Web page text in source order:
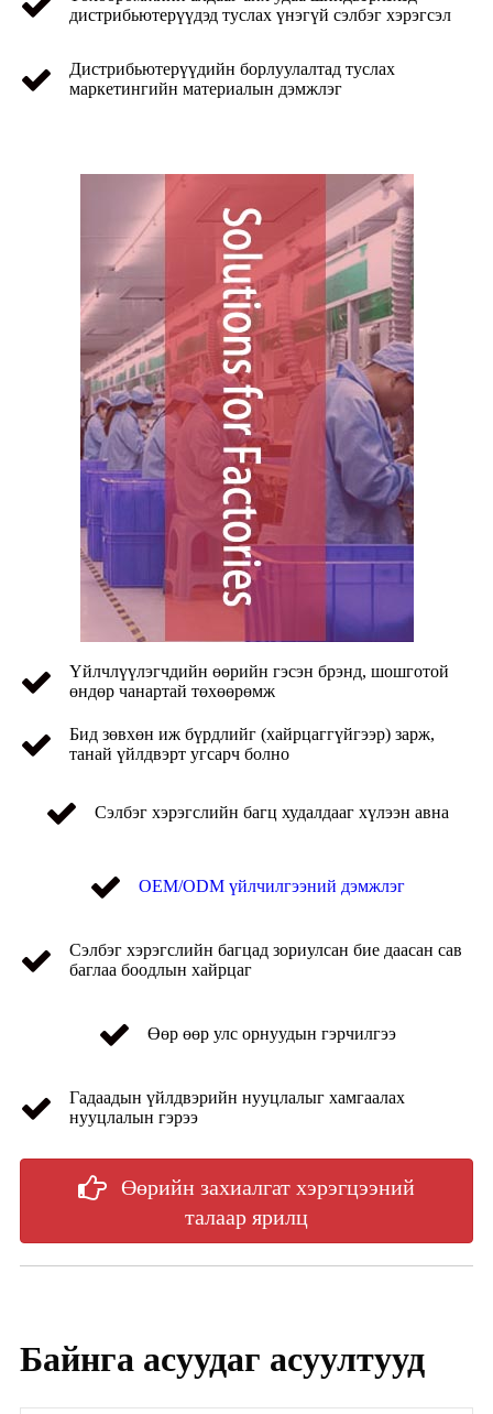
дистрибьютерүүдэд туслах үнэгүй сэлбэг хэрэгсэл
Дистрибьютерүүдийн борлуулалтад туслах
маркетингийн материалын дэмжлэг
Үйлчлүүлэгчдийн өөрийн гэсэн брэнд, шошготой
өндөр чанартай төхөөрөмж
Бид зөвхөн иж бүрдлийг (хайрцаггүйгээр) зарж,
танай үйлдвэрт угсарч болно
Сэлбэг хэрэгслийн багц худалдааг хүлээн авна
OEM/ODM үйлчилгээний дэмжлэг
Сэлбэг хэрэгслийн багцад зориулсан бие даасан сав
баглаа боодлын хайрцаг
Өөр өөр улс орнуудын гэрчилгээ
Гадаадын үйлдвэрийн нууцлалыг хамгаалах
нууцлалын гэрээ
Өөрийн захиалгат хэрэгцээний
талаар ярилц
Байнга асуудаг асуултууд